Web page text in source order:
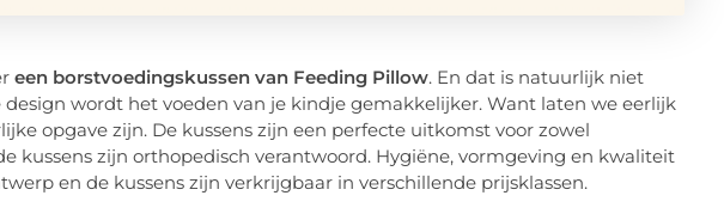
een borstvoedingskussen van Feeding Pillow. En dat is natuurlijk niet
wordt het voeden van je kindje gemakkelijker. Want laten we eerlijk
opgave zijn. De kussens zijn een perfecte uitkomst voor zowel
kussens zijn orthopedisch verantwoord. Hygiëne, vormgeving en kwaliteit
en de kussens zijn verkrijgbaar in verschillende prijsklassen.